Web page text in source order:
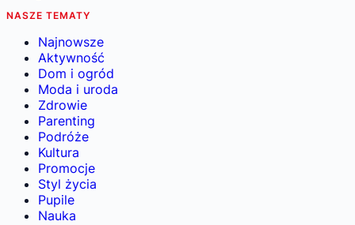
NASZE TEMATY
Najnowsze
Aktywność
Dom i ogród
Moda i uroda
Zdrowie
Parenting
Podróże
Kultura
Promocje
Styl życia
Pupile
Nauka